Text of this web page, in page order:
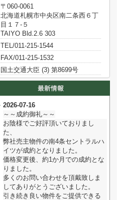
〒060-0061
北海道札幌市中央区南二条西６丁
目１７‐５
TAIYO Bld.2.6 303
TEL/011-215-1544
FAX/011-215-1532
国土交通大臣 (3) 第8699号
2026-07-16
～～成約御礼～～
お陰様でご好評頂いておりまし
た、
弊社売主物件の南4条セントラルハ
イツが成約となりました。
価格変更後、約1か月での成約とな
りました。
多くのお問い合わせを頂戴致しま
してありがとうございました。
引き続き良い物件をご提供できる